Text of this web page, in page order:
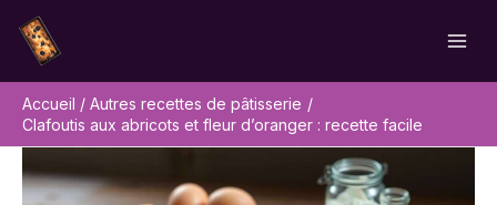
contenu
Accueil
Autres recettes de pâtisserie
Clafoutis aux abricots et fleur d’oranger : recette facile
Rechercher